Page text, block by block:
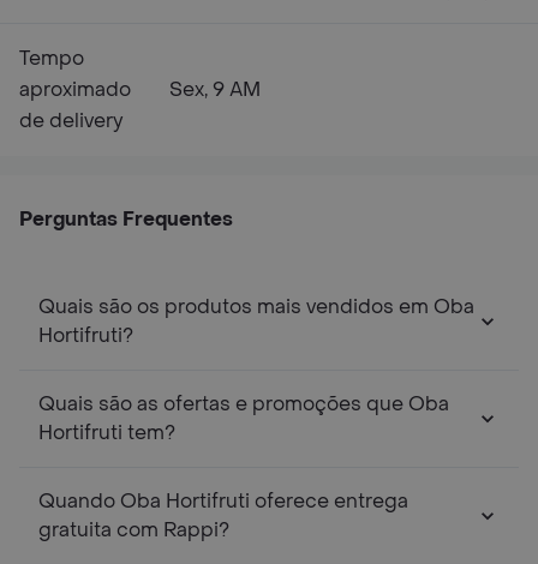
Tempo
aproximado
de delivery
Sex, 9 AM
Perguntas Frequentes
Quais são os produtos mais vendidos em Oba
Hortifruti?
Quais são as ofertas e promoções que Oba
Hortifruti tem?
Quando Oba Hortifruti oferece entrega
gratuita com Rappi?